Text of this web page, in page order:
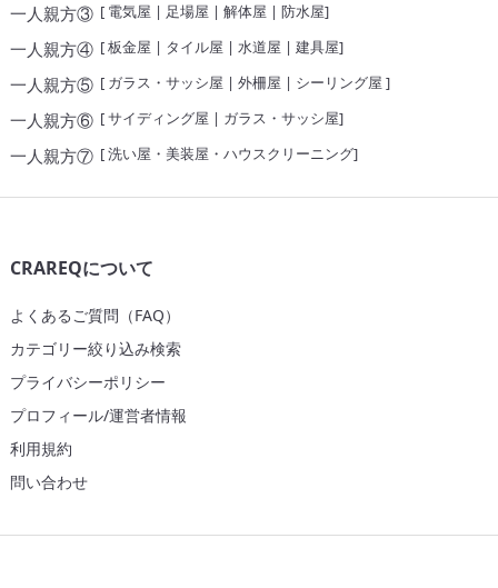
一人親方③[ 電気屋 | 足場屋 | 解体屋 | 防水屋]
一人親方④[板金屋 | タイル屋 | 水道屋 | 建具屋]
一人親方⑤[ ガラス・サッシ屋 | 外柵屋 | シーリング屋 ]
一人親方⑥[サイディング屋 | ガラス・サッシ屋]
一人親方⑦[洗い屋・美装屋・ハウスクリーニング]
CRAREQについて
よくあるご質問（FAQ）
カテゴリー絞り込み検索
プライバシーポリシー
プロフィール/運営者情報
利用規約
問い合わせ